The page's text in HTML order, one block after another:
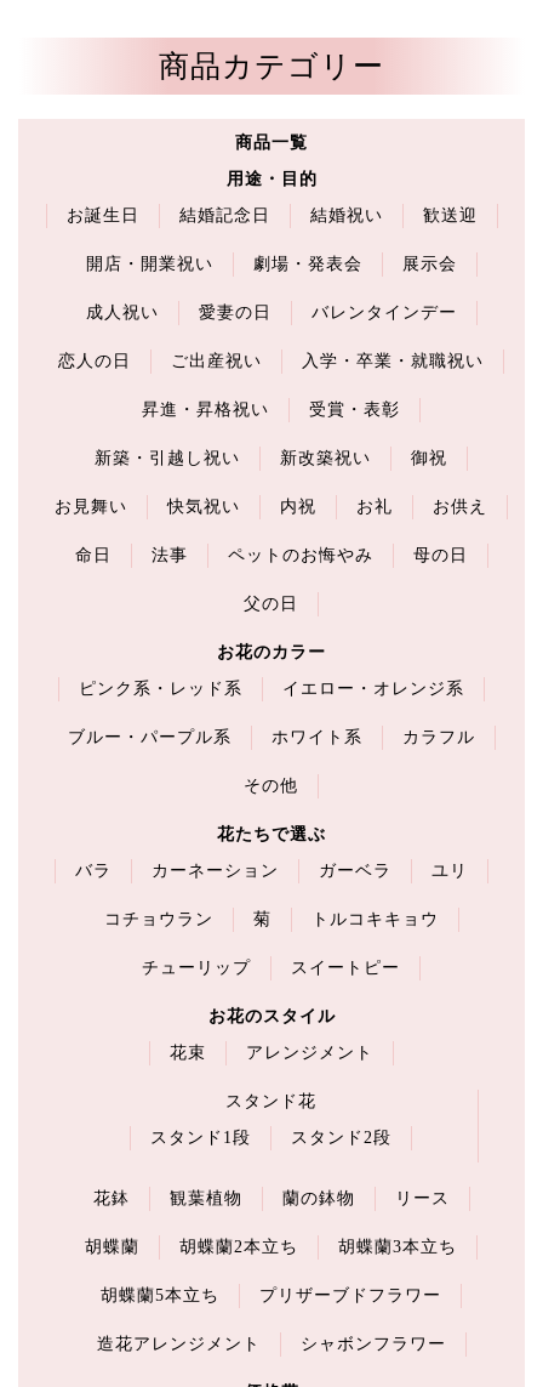
商品カテゴリー
商品一覧
用途・目的
お誕生日
結婚記念日 結婚祝い 歓送迎
開店・開業祝い 劇場・発表会 展示会
成人祝い 愛妻の日 バレンタインデー
恋人の日 ご出産祝い 入学・卒業・就職祝い
昇進・昇格祝い 受賞・表彰
新築・引越し祝い 新改築祝い 御祝
お見舞い 快気祝い 内祝 お礼 お供え
命日 法事 ペットのお悔やみ 母の日
父の日
お花のカラー
ピンク系・レッド系
イエロー・オレンジ系
ブルー・パープル系 ホワイト系 カラフル
その他
花たちで選ぶ
バラ
カーネーション ガーベラ ユリ
コチョウラン 菊 トルコキキョウ
チューリップ スイートピー
お花のスタイル
花束
アレンジメント
スタンド花
スタンド1段
スタンド2段
花鉢 観葉植物 蘭の鉢物 リース
胡蝶蘭 胡蝶蘭2本立ち 胡蝶蘭3本立ち
胡蝶蘭5本立ち プリザーブドフラワー
造花アレンジメント シャボンフラワー